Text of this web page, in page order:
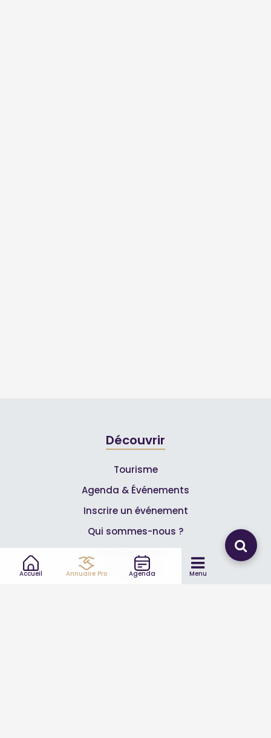
Accueil Annuaire Pro Agenda Menu
Découvrir
Tourisme
Agenda & Événements
Inscrire un événement
Qui sommes-nous ?
Rejoignez-nous !
Partenaires